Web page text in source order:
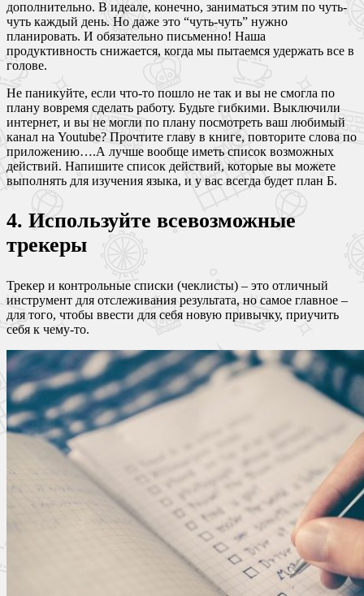
дополнительно. В идеале, конечно, заниматься этим по чуть-
чуть каждый день. Но даже это “чуть-чуть” нужно
планировать. И обязательно письменно! Наша
продуктивность снижается, когда мы пытаемся удержать все в
голове.
Не паникуйте, если что-то пошло не так и вы не смогла по
плану вовремя сделать работу. Будьте гибкими. Выключили
интернет, и вы не могли по плану посмотреть ваш любимый
канал на Youtube? Прочтите главу в книге, повторите слова по
приложению….А лучше вообще иметь список возможных
действий. Напишите список действий, которые вы можете
выполнять для изучения языка, и у вас всегда будет план Б.
4. Используйте всевозможные
трекеры
Трекер и контрольные списки (чеклисты) – это отличный
инструмент для отслеживания результата, но самое главное –
для того, чтобы ввести для себя новую привычку, приучить
себя к чему-то.